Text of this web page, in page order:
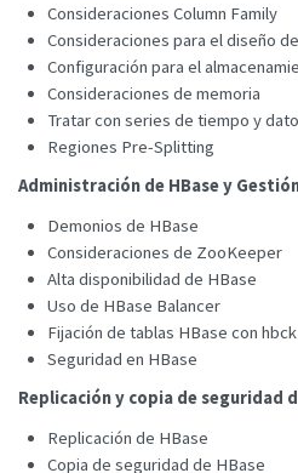
Consideraciones Column Family
Consideraciones para el diseño
Configuración para el
Consideraciones de memoria
Tratar con series de tiempo y
Regiones Pre-Splitting
Administración de HBase y
Demonios de HBase
Consideraciones de ZooKeeper
Alta disponibilidad de HBase
Uso de HBase Balancer
Fijación de tablas HBase con hbck
Seguridad en HBase
Replicación y copia de seguridad
Replicación de HBase
Copia de seguridad de HBase